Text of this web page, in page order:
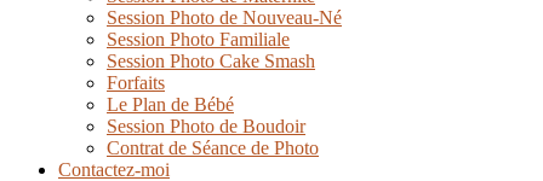
Session Photo de Nouveau-Né
Session Photo Familiale
Session Photo Cake Smash
Forfaits
Le Plan de Bébé
Session Photo de Boudoir
Contrat de Séance de Photo
Contactez-moi